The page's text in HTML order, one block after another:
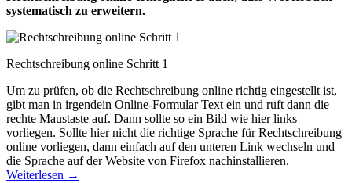
systematisch zu erweitern.
Rechtschreibung online Schritt 1
Um zu prüfen, ob die Rechtschreibung online richtig eingestellt ist,
gibt man in irgendein Online-Formular Text ein und ruft dann die
rechte Maustaste auf. Dann sollte so ein Bild wie hier links
vorliegen. Sollte hier nicht die richtige Sprache für Rechtschreibung
online vorliegen, dann einfach auf den unteren Link wechseln und
die Sprache auf der Website von Firefox nachinstallieren.
Weiterlesen →